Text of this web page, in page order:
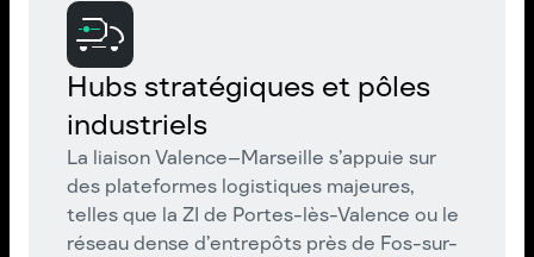
Hubs stratégiques et pôles
industriels
La liaison Valence–Marseille s’appuie sur
des plateformes logistiques majeures,
telles que la ZI de Portes-lès-Valence ou le
réseau dense d’entrepôts près de Fos-sur-